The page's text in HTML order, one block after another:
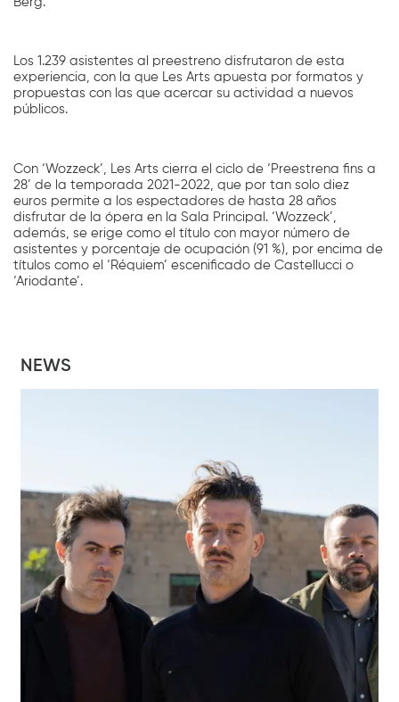
Los 1.239 asistentes al preestreno disfrutaron de esta
experiencia, con la que Les Arts apuesta por formatos y
propuestas con las que acercar su actividad a nuevos
públicos.
Con ‘Wozzeck’, Les Arts cierra el ciclo de ‘Preestrena fins a
28’ de la temporada 2021-2022, que por tan solo diez
euros permite a los espectadores de hasta 28 años
disfrutar de la ópera en la Sala Principal. ‘Wozzeck’,
además, se erige como el título con mayor número de
asistentes y porcentaje de ocupación (91 %), por encima de
títulos como el ‘Réquiem’ escenificado de Castellucci o
‘Ariodante’.
NEWS